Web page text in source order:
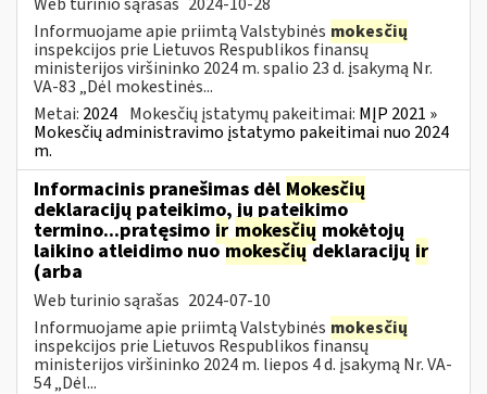
Informuojame apie priimtą Valstybinės mokesčių
inspekcijos prie Lietuvos Respublikos finansų
ministerijos viršininko 2024 m. spalio 23 d. įsakymą Nr.
VA-83 „Dėl mokestinės...
Metai: 2024 Mokesčių įstatymų pakeitimai: MĮP 2021 »
Mokesčių administravimo įstatymo pakeitimai nuo 2024
m.
Informacinis pranešimas dėl Mokesčių
deklaracijų pateikimo, jų pateikimo
termino...pratęsimo ir mokesčių mokėtojų
laikino atleidimo nuomokesčiųdeklaracijų ir
(arba
Web turinio sąrašas 2024-07-10
Informuojame apie priimtą Valstybinės mokesčių
inspekcijos prie Lietuvos Respublikos finansų
ministerijos viršininko 2024 m. liepos 4 d. įsakymą Nr. VA-
54 „Dėl...